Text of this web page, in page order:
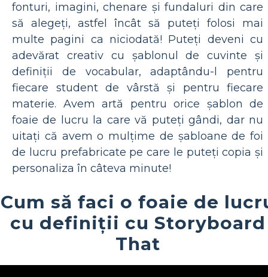
fonturi, imagini, chenare și fundaluri din care
să alegeți, astfel încât să puteți folosi mai
multe pagini ca niciodată! Puteți deveni cu
adevărat creativ cu șablonul de cuvinte și
definiții de vocabular, adaptându-l pentru
fiecare student de vârstă și pentru fiecare
materie. Avem artă pentru orice șablon de
foaie de lucru la care vă puteți gândi, dar nu
uitați că avem o mulțime de șabloane de foi
de lucru prefabricate pe care le puteți copia și
personaliza în câteva minute!
Cum să faci o foaie de
cu definiții cu Storyboard
That